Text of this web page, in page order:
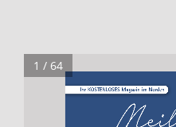
Archiv
Kontakt
Ihr KOSTENLOSES Magazin im Norden
1 / 64